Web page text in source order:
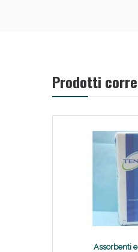
Prodotti
Assorbenti